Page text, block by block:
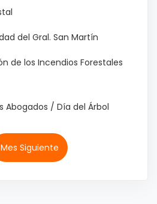
del Gral. San Martín
de los Incendios Forestales
Abogados / Día del Árbol
Mes Siguiente